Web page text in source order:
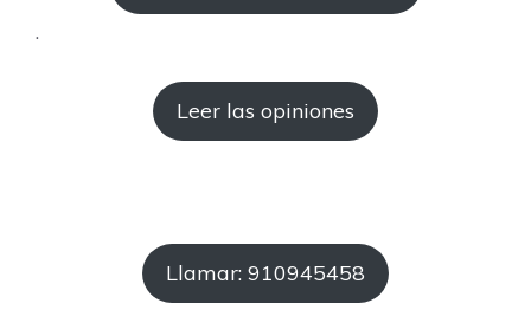
.
Leer las opiniones
Llamar: 910945458